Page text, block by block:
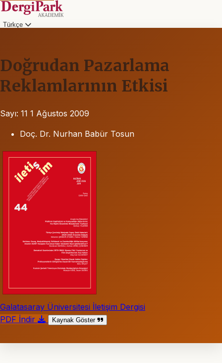
Türkçe
Doğrudan Pazarlama
Reklamlarının Etkisi
Sayı: 11 1 Ağustos 2009
Doç. Dr. Nurhan Babür Tosun
Galatasaray Üniversitesi İletişim Dergisi
PDF İndir
Kaynak Göster